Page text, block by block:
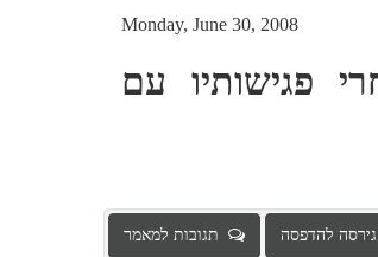
Monday, June 30, 2008
פגישותיו עם
גירסה להדפסה תגובות למאמר